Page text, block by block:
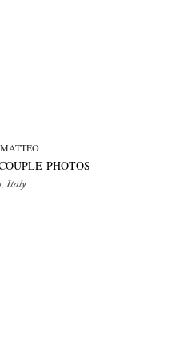
PHOTOS
Italy